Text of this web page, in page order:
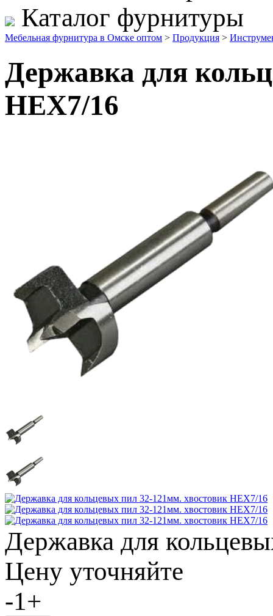
Каталог фурнитуры
Мебельная фурнитура в Омске оптом > Продукция >
Державка для
НЕХ7/16
Державка для
Цену уточняйте
-1+